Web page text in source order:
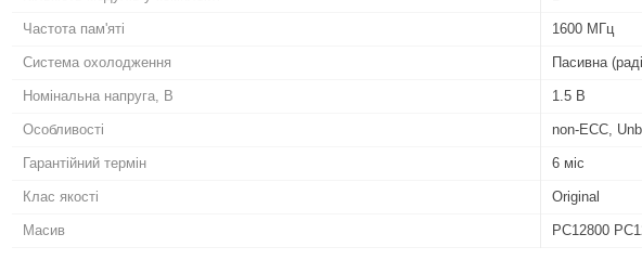
Частота пам'яті 1600 МГц
Система охолодження Пасивна
Номінальна напруга, В 1.5 В
Особливості non-ECC,
Гарантійний термін 6 міс
Клас якості Original
Масив PC12800